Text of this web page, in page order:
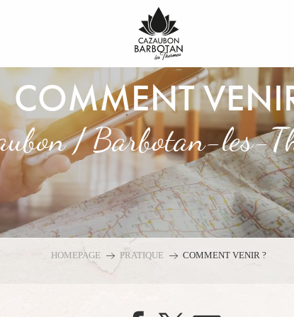
COMMENT
/ Barbotan-les-
HOMEPAGE PRATIQUE COMMENT VENIR ?